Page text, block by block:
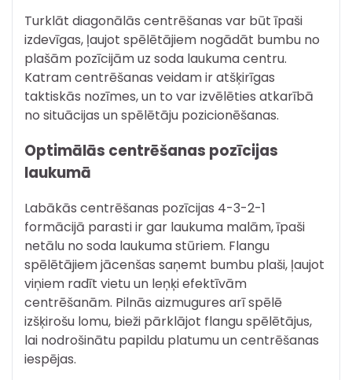
Turklāt diagonālās centrēšanas var būt īpaši
izdevīgas, ļaujot spēlētājiem nogādāt bumbu no
plašām pozīcijām uz soda laukuma centru.
Katram centrēšanas veidam ir atšķirīgas
taktiskās nozīmes, un to var izvēlēties atkarībā
no situācijas un spēlētāju pozicionēšanas.
Optimālās centrēšanas pozīcijas
laukumā
Labākās centrēšanas pozīcijas 4-3-2-1
formācijā parasti ir gar laukuma malām, īpaši
netālu no soda laukuma stūriem. Flangu
spēlētājiem jācenšas saņemt bumbu plaši, ļaujot
viņiem radīt vietu un leņķi efektīvām
centrēšanām. Pilnās aizmugures arī spēlē
izšķirošu lomu, bieži pārklājot flangu spēlētājus,
lai nodrošinātu papildu platumu un centrēšanas
iespējas.